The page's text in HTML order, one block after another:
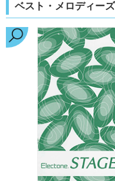
ベスト・メロディー